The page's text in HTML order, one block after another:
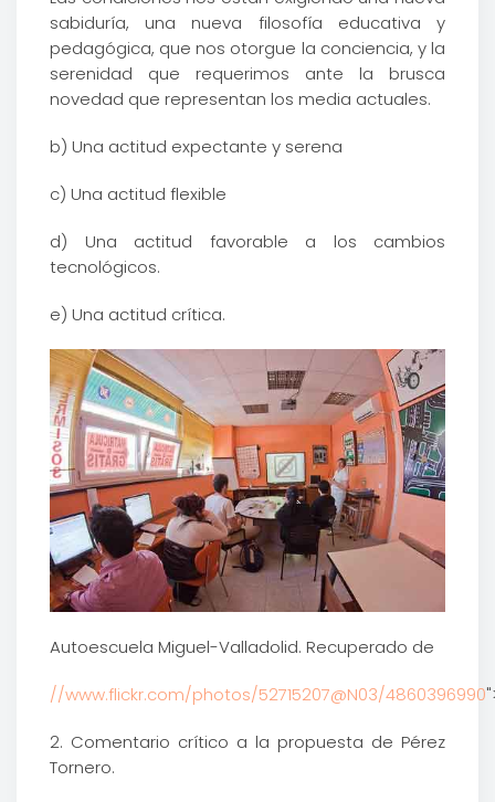
sabiduría, una nueva filosofía educativa y
pedagógica, que nos otorgue la conciencia, y la
serenidad que requerimos ante la brusca
novedad que representan los media actuales.
b) Una actitud expectante y serena
c) Una actitud flexible
d) Una actitud favorable a los cambios
tecnológicos.
e) Una actitud crítica.
Autoescuela Miguel-Valladolid. Recuperado de
//www.flickr.com/photos/52715207@N03/4860396990
2. Comentario crítico a la propuesta de Pérez
Tornero.